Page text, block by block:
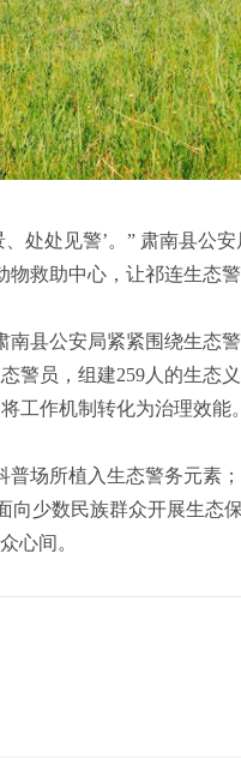
处处见警’。” 肃南县公
救助中心，让祁连生态
县公安局紧紧围绕生态
警员，组建259人的生态
工作机制转化为治理效能。
场所植入生态警务元素
向少数民族群众开展生
心间。